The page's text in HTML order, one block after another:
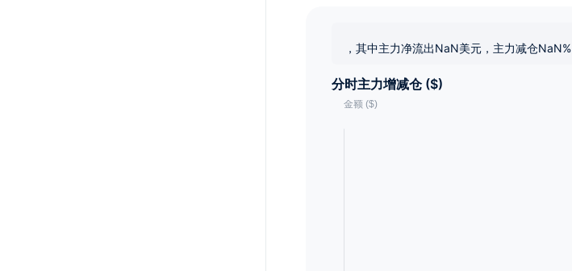
，其中主力净流出NaN美元，主力减仓NaN%
分时主力增减仓 ($)